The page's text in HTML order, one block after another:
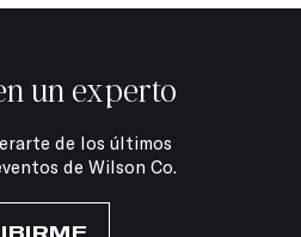
un experto
de los últimos
de Wilson Co.